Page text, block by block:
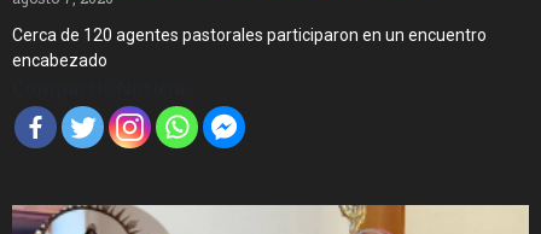
Cerca de 120 agentes pastorales participaron en un encuentro
encabezado